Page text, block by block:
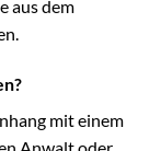
aus dem
mit einem